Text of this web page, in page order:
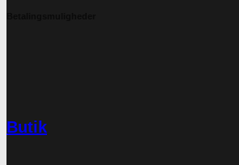
Butik